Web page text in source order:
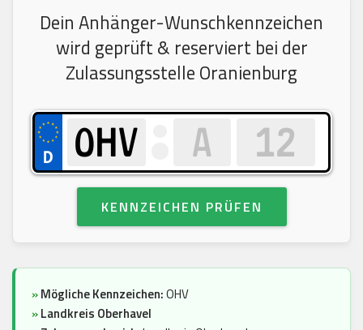
Dein Anhänger-Wunschkennzeichen
wird geprüft & reserviert bei der
Zulassungsstelle Oranienburg
KENNZEICHEN PRÜFEN
»Mögliche Kennzeichen:OHV
»Landkreis Oberhavel